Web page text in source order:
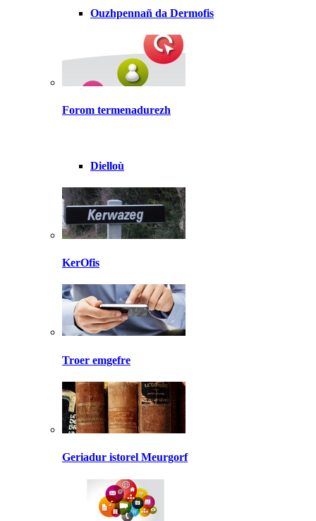
Ouzhpennañ da Dermofis
Forom termenadurezh
Dielloù
KerOfis
Troer emgefre
Geriadur istorel Meurgorf